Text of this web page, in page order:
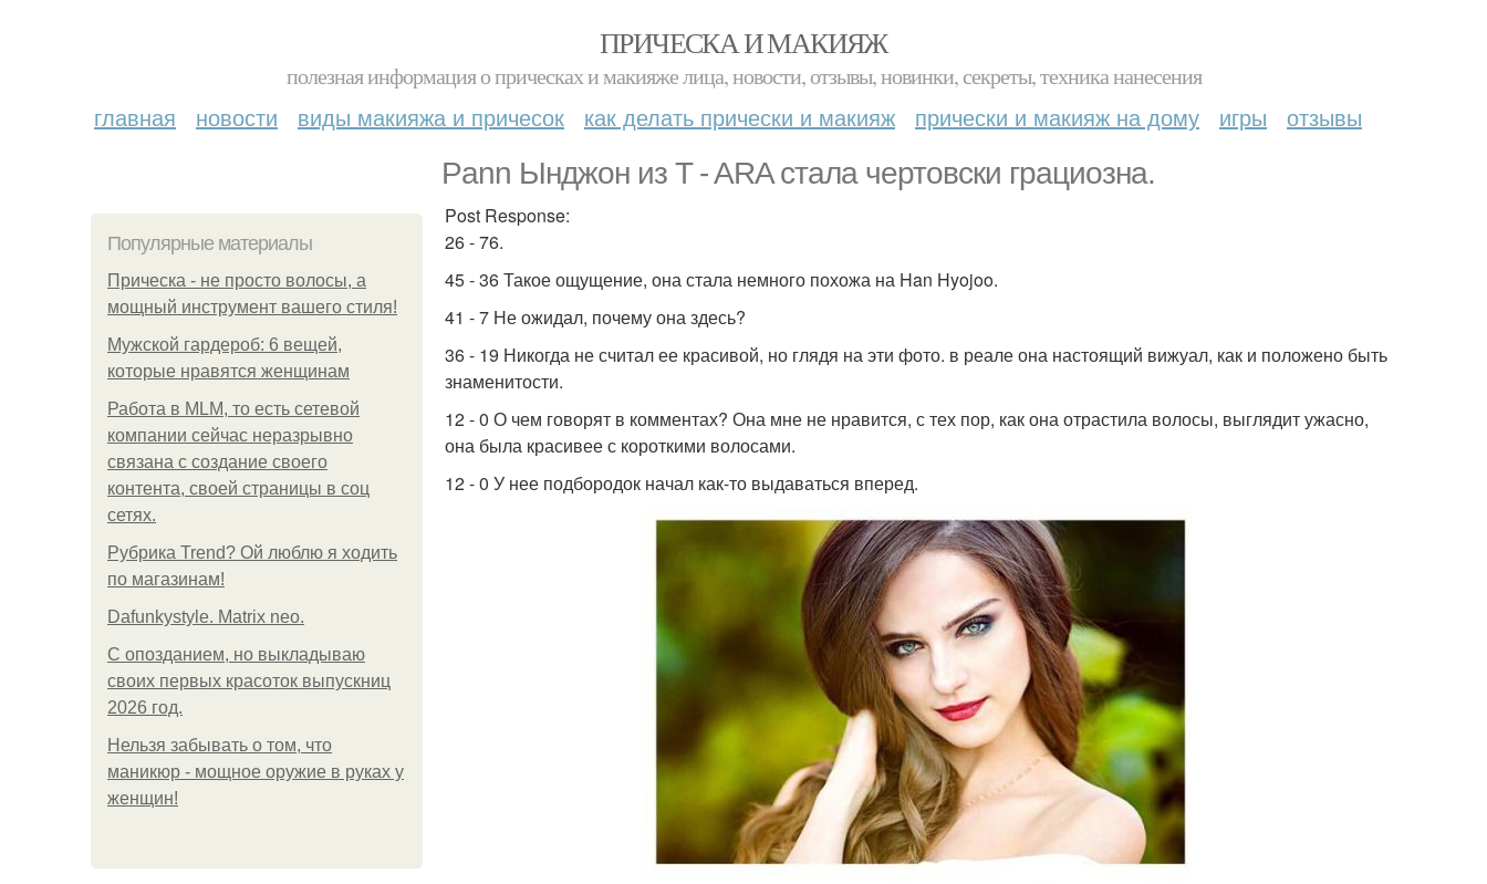
ПРИЧЕСКА И МАКИЯЖ
полезная информация о прическах и макияже лица, новости, отзывы, новинки, секреты, техника нанесения
главная новости виды макияжа и причесок как делать прически и макияж прически и макияж на дому игры отзывы
Pann Ынджон из T - ARA стала чертовски грациозна.
Популярные материалы
Прическа - не просто волосы, а
мощный инструмент вашего стиля!
Мужской гардероб: 6 вещей,
которые нравятся женщинам
Работа в MLM, то есть сетевой
компании сейчас неразрывно
связана с создание своего
контента, своей страницы в соц
сетях.
Рубрика Trend? Ой люблю я ходить
по магазинам!
Dafunkystyle. Matrix neo.
С опозданием, но выкладываю
своих первых красоток выпускниц
2026 год.
Нельзя забывать о том, что
маникюр - мощное оружие в руках у
женщин!
Post Response:
26 - 76.
45 - 36 Такое ощущение, она стала немного похожа на Han Hyojoo.
41 - 7 Не ожидал, почему она здесь?
36 - 19 Никогда не считал ее красивой, но глядя на эти фото. в реале она настоящий вижуал, как и положено быть
знаменитости.
12 - 0 О чем говорят в комментах? Она мне не нравится, с тех пор, как она отрастила волосы, выглядит ужасно,
она была красивее с короткими волосами.
12 - 0 У нее подбородок начал как-то выдаваться вперед.